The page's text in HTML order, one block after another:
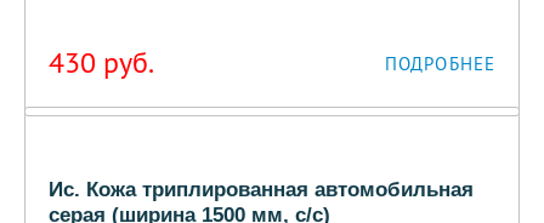
430 руб. ПОДРОБНЕЕ
Ис. Кожа триплированная автомобильная
серая (ширина 1500 мм, с/с)